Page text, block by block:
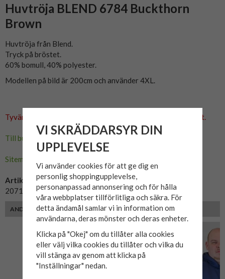
Huvtröja BLEND 6784 Buckthorn
Brown
Huvtröja från Blend.
Tryck på bröstet.
60% bomull, 40% polyester.
Modellen på bild är 200cm och använder 4XL.
Tyvärr ingår inte denna produkt i vårt sortiment för tillfället.
Till butikens startsida »
Sitemap »
Artikelnummer:
20716784-180935
ANDRA FÄRGER
VI SKRÄDDARSYR DIN
UPPLEVELSE
Vi använder cookies för att ge dig en
personlig shoppingupplevelse,
personanpassad annonsering och för hålla
våra webbplatser tillförlitliga och säkra. För
detta ändamål samlar vi in information om
användarna, deras mönster och deras enheter.
Klicka på "Okej" om du tillåter alla cookies
eller välj vilka cookies du tillåter och vilka du
vill stänga av genom att klicka på
"Inställningar" nedan.